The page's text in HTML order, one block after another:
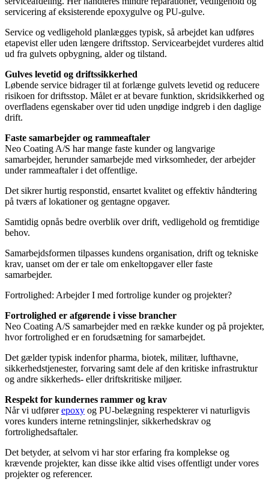
servicering af eksisterende epoxygulve og PU-gulve.
Service og vedligehold planlægges typisk, så arbejdet kan udføres
etapevist eller uden længere driftsstop. Servicearbejdet vurderes altid
ud fra gulvets opbygning, alder og tilstand.
Gulves levetid og driftssikkerhed
Løbende service bidrager til at forlænge gulvets levetid og reducere
risikoen for driftsstop. Målet er at bevare funktion, skridsikkerhed og
overfladens egenskaber over tid uden unødige indgreb i den daglige
drift.
Faste samarbejder og rammeaftaler
Neo Coating A/S har mange faste kunder og langvarige
samarbejder, herunder samarbejde med virksomheder, der arbejder
under rammeaftaler i det offentlige.
Det sikrer hurtig responstid, ensartet kvalitet og effektiv håndtering
på tværs af lokationer og gentagne opgaver.
Samtidig opnås bedre overblik over drift, vedligehold og fremtidige
behov.
Samarbejdsformen tilpasses kundens organisation, drift og tekniske
krav, uanset om der er tale om enkeltopgaver eller faste
samarbejder.
Fortrolighed: Arbejder I med fortrolige kunder og projekter?
Fortrolighed er afgørende i visse brancher
Neo Coating A/S samarbejder med en række kunder og på projekter,
hvor fortrolighed er en forudsætning for samarbejdet.
Det gælder typisk indenfor pharma, biotek, militær, lufthavne,
sikkerhedstjenester, forvaring samt dele af den kritiske infrastruktur
og andre sikkerheds- eller driftskritiske miljøer.
Respekt for kundernes rammer og krav
Når vi udførerepoxy og PU-belægning respekterer vi naturligvis
vores kunders interne retningslinjer, sikkerhedskrav og
fortrolighedsaftaler.
Det betyder, at selvom vi har stor erfaring fra komplekse og
krævende projekter, kan disse ikke altid vises offentligt under vores
projekter og referencer.